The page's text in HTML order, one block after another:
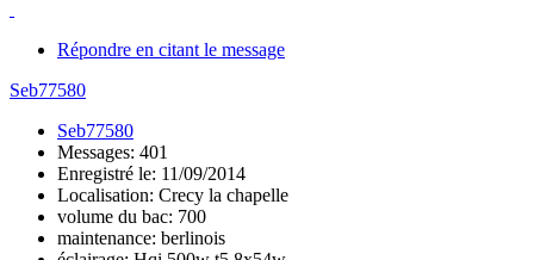
Répondre en citant le message
Seb77580
Seb77580
Messages: 401
Enregistré le: 11/09/2014
Localisation: Crecy la chapelle
volume du bac: 700
maintenance: berlinois